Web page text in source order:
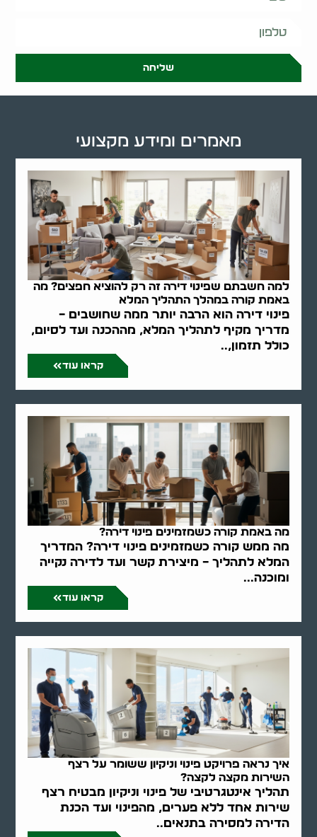
שליחה
למה חשבתם שפינוי דירה זה רק להוציא חפצים? מה
באמת קורה במהלך התהליך המלא
פינוי דירה הוא הרבה יותר ממה שחושבים –
מדריך מקיף לתהליך המלא, מההכנה ועד לסיום,
כולל תזמון,..
קראו עוד
מה באמת קורה כשמזמינים פינוי דירה?
מה ממש קורה כשמזמינים פינוי דירה? המדריך
המלא לתהליך – מיצירת קשר ועד לדירה נקייה
ומוכנה...
קראו עוד
איך נראה פרויקט פינוי וניקיון ששומר על רצף
השירות מקצה לקצה?
תהליך אינטגרטיבי של פינוי וניקיון מבטיח רצף
שירות אחד ללא פערים, מהפינוי ועד הכנת
הדירה למסירה בתנאים..
מאמרים ומידע מקצועי